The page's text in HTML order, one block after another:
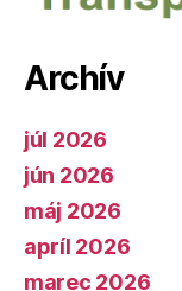
Archív
júl 2026
jún 2026
máj 2026
apríl 2026
marec 2026